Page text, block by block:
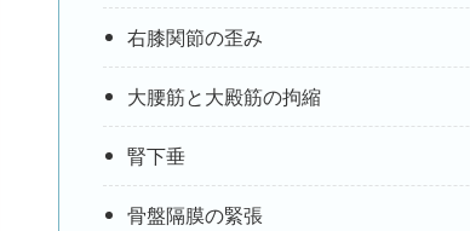
右膝関節の歪み
大腰筋と大殿筋の拘縮
腎下垂
骨盤隔膜の緊張